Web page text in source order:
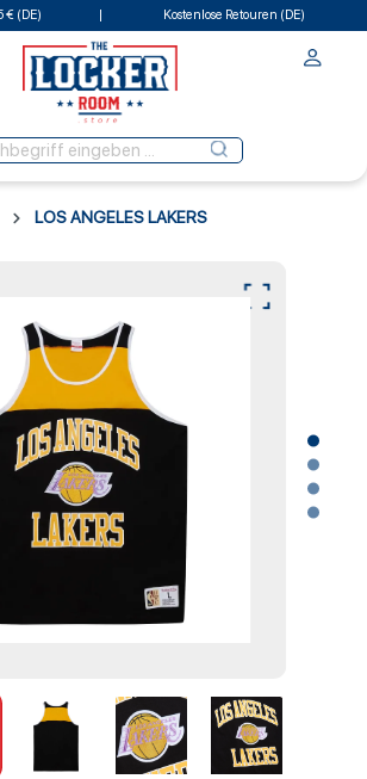
€ (DE) Kostenlose Retouren (DE)
LOS ANGELES LAKERS